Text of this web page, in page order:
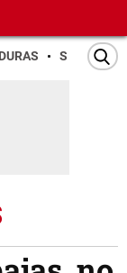
SAN PEDRO